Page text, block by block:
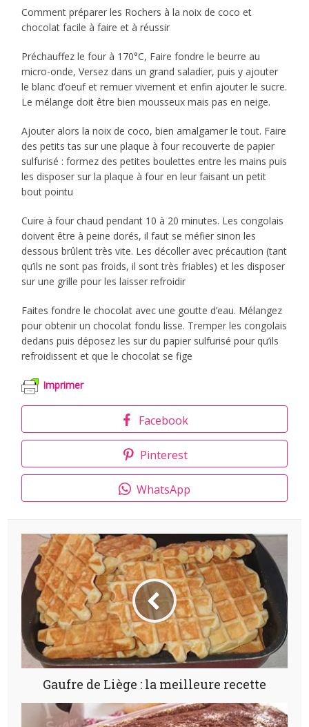
Comment préparer les Rochers à la noix de coco et
chocolat facile à faire et à réussir
Préchauffez le four à 170°C, Faire fondre le beurre au
micro-onde, Versez dans un grand saladier, puis y ajouter
le blanc d’oeuf et remuer vivement et enfin ajouter le sucre.
Le mélange doit être bien mousseux mais pas en neige.
Ajouter alors la noix de coco, bien amalgamer le tout. Faire
des petits tas sur une plaque à four recouverte de papier
sulfurisé : formez des petites boulettes entre les mains puis
les disposer sur la plaque à four en leur faisant un petit
bout pointu
Cuire à four chaud pendant 10 à 20 minutes. Les congolais
doivent être à peine dorés, il faut se méfier sinon les
dessous brûlent très vite. Les décoller avec précaution (tant
qu’ils ne sont pas froids, il sont très friables) et les disposer
sur une grille pour les laisser refroidir
Faites fondre le chocolat avec une goutte d’eau. Mélangez
pour obtenir un chocolat fondu lisse. Tremper les congolais
dedans puis déposez les sur du papier sulfurisé pour qu’ils
refroidissent et que le chocolat se fige
Imprimer
Facebook
Pinterest
WhatsApp
Gaufre de Liège : la meilleure recette